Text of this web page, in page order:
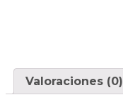
Valoraciones (0)